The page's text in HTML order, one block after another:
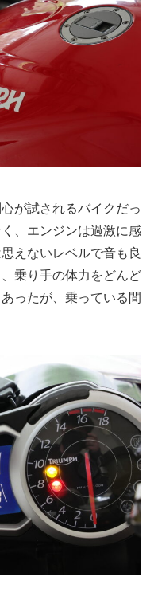
が試されるバイクだっ
、エンジンは過激に感
えないレベルで音も良
乗り手の体力をどんど
ったが、乗っている間